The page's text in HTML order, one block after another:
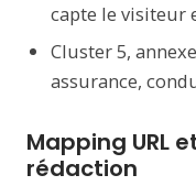
capte le visiteur
Cluster 5,
assurance,
Mapping URL
rédaction